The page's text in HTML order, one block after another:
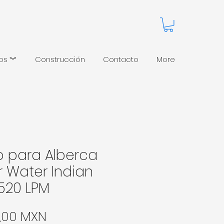
︾ Construcción Contacto More
para Alberca
Water Indian
LPM
MXN